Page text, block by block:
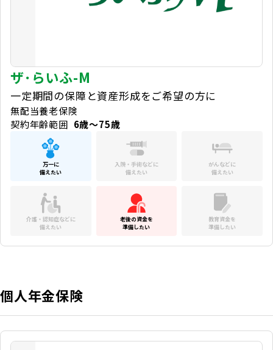
ザ･らいふ-M
一定期間の保障と資産形成をご希望の方に
無配当養老保険
契約年齢範囲 6歳～75歳
万一に
備えたい
入院・手術などに
備えたい
がんなどに
備えたい
介護・認知症などに
備えたい
老後の資金を
準備したい
教育資金を
準備したい
個人年金保険